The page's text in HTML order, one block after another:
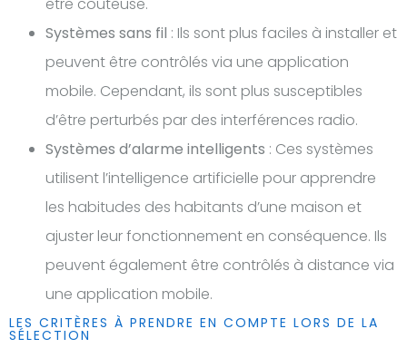
Systèmes sans fil : Ils sont plus faciles à installer et
peuvent être contrôlés via une application
mobile. Cependant, ils sont plus susceptibles
d’être perturbés par des interférences radio.
Systèmes d’alarme intelligents : Ces systèmes
utilisent l’intelligence artificielle pour apprendre
les habitudes des habitants d’une maison et
ajuster leur fonctionnement en conséquence. Ils
peuvent également être contrôlés à distance via
une application mobile.
LES CRITÈRES À PRENDRE EN COMPTE LORS DE LA
SÉLECTION